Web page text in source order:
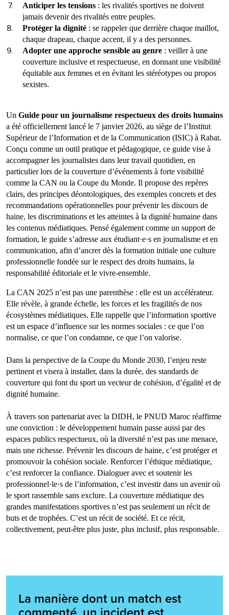
Anticiper les tensions : les rivalités sportives ne doivent
jamais devenir des rivalités entre peuples.
Protéger la dignité : se rappeler que derrière chaque maillot,
chaque drapeau, chaque accent, il y a des personnes.
Adopter une approche sensible au genre : veiller à une
couverture inclusive et respectueuse, en donnant une visibilité
équitable aux femmes et en évitant les stéréotypes ou propos
sexistes.
Un Guide pour un journalisme respectueux des droits humains
a été officiellement lancé le 7 janvier 2026, au siège de l’Institut
Supérieur de l’Information et de la Communication (ISIC) à Rabat.
Conçu comme un outil pratique et pédagogique, ce guide vise à
accompagner les journalistes dans leur travail quotidien, en
particulier lors de la couverture d’événements à forte visibilité
comme la CAN ou la Coupe du Monde. Il propose des repères
clairs, des principes déontologiques, des exemples concrets et des
recommandations opérationnelles pour prévenir les discours de
haine, les discriminations et les atteintes à la dignité humaine dans
les contenus médiatiques. Pensé également comme un support de
formation, le guide s’adresse aux étudiant·e·s en journalisme et en
communication, afin d’ancrer dès la formation initiale une culture
professionnelle fondée sur le respect des droits humains, la
responsabilité éditoriale et le vivre-ensemble.
La CAN 2025 n’est pas une parenthèse : elle est un accélérateur.
Elle révèle, à grande échelle, les forces et les fragilités de nos
écosystèmes médiatiques. Elle rappelle que l’information sportive
est un espace d’influence sur les normes sociales : ce que l’on
normalise, ce que l’on condamne, ce que l’on valorise.
Dans la perspective de la Coupe du Monde 2030, l’enjeu reste
pertinent et visera à installer, dans la durée, des standards de
couverture qui font du sport un vecteur de cohésion, d’égalité et de
dignité humaine.
À travers son partenariat avec la DIDH, le PNUD Maroc réaffirme
une conviction : le développement humain passe aussi par des
espaces publics respectueux, où la diversité n’est pas une menace,
mais une richesse. Prévenir les discours de haine, c’est protéger et
promouvoir la cohésion sociale. Renforcer l’éthique médiatique,
c’est renforcer la confiance. Dialoguer avec et soutenir les
professionnel·le·s de l’information, c’est investir dans un avenir où
le sport rassemble sans exclure. La couverture médiatique des
grandes manifestations sportives n’est pas seulement un récit de
buts et de trophées. C’est un récit de société. Et ce récit,
collectivement, peut-être plus juste, plus inclusif, plus responsable.
La manière dont un match est